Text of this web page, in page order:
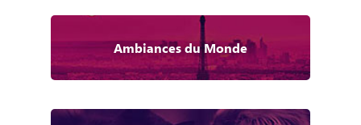
Ambiances du Monde